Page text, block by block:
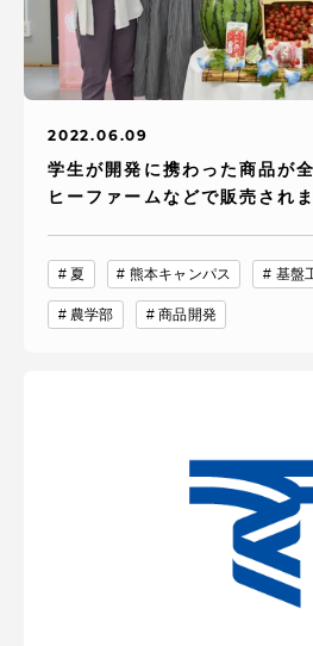
2022.06.09
学生が開発に携わった商品が
ヒーファームなどで販売され
夏 熊本キャンパス 基盤
農学部 商品開発